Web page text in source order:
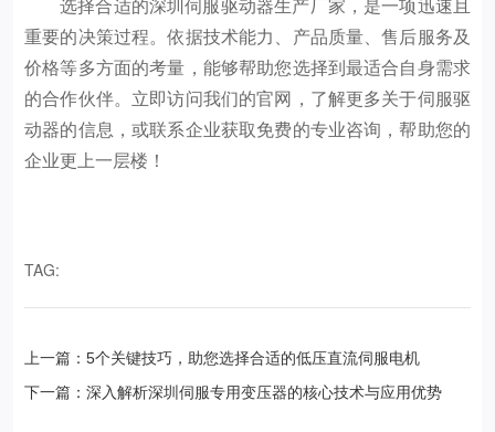
重要的决策过程。依据技术能力、产品质量、售后服务及
价格等多方面的考量，能够帮助您选择到最适合自身需求
的合作伙伴。立即访问我们的官网，了解更多关于伺服驱
动器的信息，或联系企业获取免费的专业咨询，帮助您的
企业更上一层楼！
TAG:
上一篇：5个关键技巧，助您选择合适的低压直流伺服电机
下一篇：深入解析深圳伺服专用变压器的核心技术与应用优势